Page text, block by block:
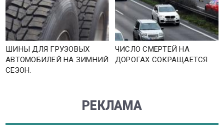
ШИНЫ ДЛЯ ГРУЗОВЫХ
АВТОМОБИЛЕЙ НА ЗИМНИЙ
СЕЗОН.
ЧИСЛО СМЕРТЕЙ НА
ДОРОГАХ СОКРАЩАЕТСЯ
РЕКЛАМА